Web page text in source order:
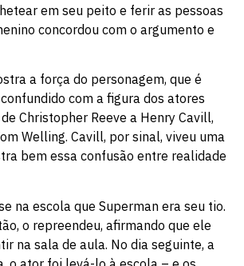
em seu peito e ferir as pessoas
concordou com o argumento e
a força do personagem, que é
com a figura dos atores
Christopher Reeve a Henry Cavill,
Welling. Cavill, por sinal, viveu uma
bem essa confusão entre realidade
na escola que Superman era seu tio.
o repreendeu, afirmando que ele
na sala de aula. No dia seguinte, a